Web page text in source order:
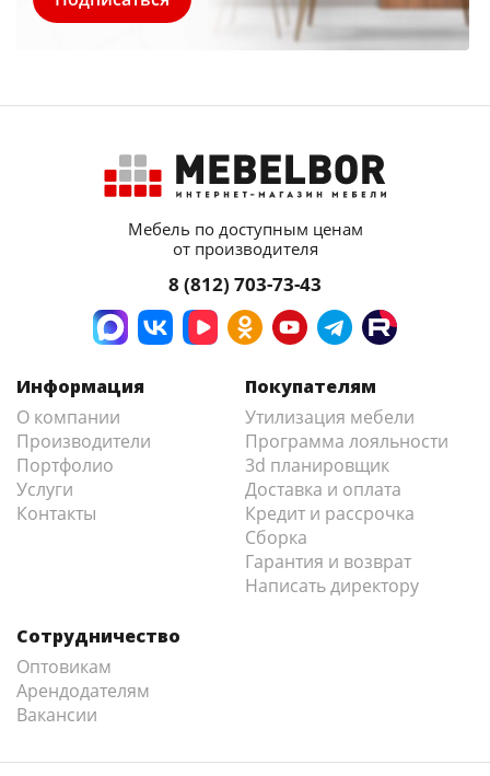
Мебель по доступным ценам
от производителя
8 (812) 703-73-43
Информация
О компании
Производители
Портфолио
Услуги
Контакты
Покупателям
Утилизация мебели
Программа лояльности
3d планировщик
Доставка и оплата
Кредит и рассрочка
Сборка
Гарантия и возврат
Написать директору
Сотрудничество
Оптовикам
Арендодателям
Вакансии